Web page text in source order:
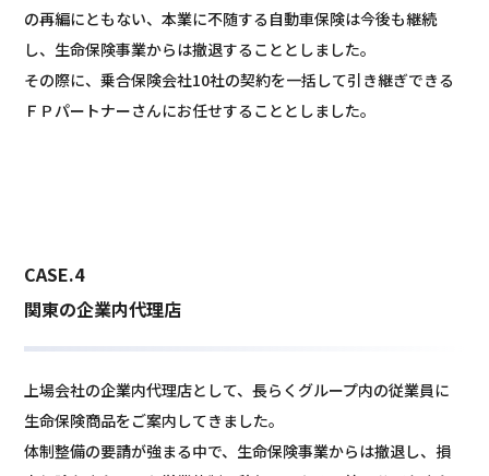
の再編にともない、本業に不随する自動車保険は今後も継続
し、生命保険事業からは撤退することとしました。
その際に、乗合保険会社10社の契約を一括して引き継ぎできる
ＦＰパートナーさんにお任せすることとしました。
CASE.4
関東の企業内代理店
上場会社の企業内代理店として、長らくグループ内の従業員に
生命保険商品をご案内してきました。
体制整備の要請が強まる中で、生命保険事業からは撤退し、損